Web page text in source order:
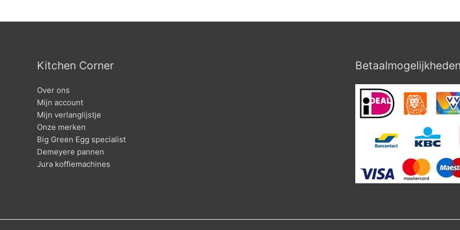
Kitchen Corner
Over ons
Mijn account
Mijn verlanglijstje
Onze merken
Big Green Egg specialist
Demeyere pannen
Jura koffiemachines